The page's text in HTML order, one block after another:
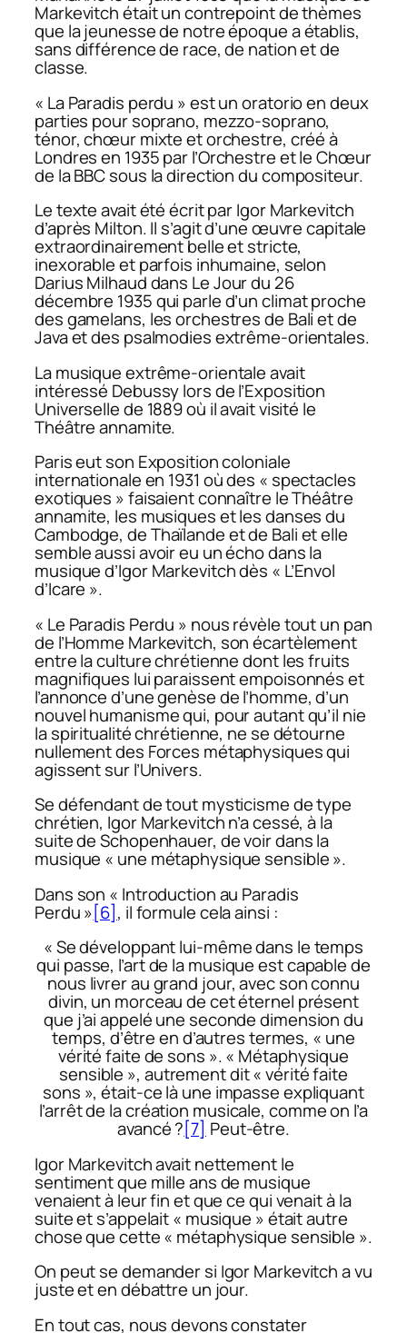
Markevitch était un contrepoint de thèmes
que la jeunesse de notre époque a établis,
sans différence de race, de nation et de
classe.
« La Paradis perdu » est un oratorio en deux
parties pour soprano, mezzo-soprano,
ténor, chœur mixte et orchestre, créé à
Londres en 1935 par l’Orchestre et le Chœur
de la BBC sous la direction du compositeur.
Le texte avait été écrit par Igor Markevitch
d’après Milton. Il s’agit d’une œuvre capitale
extraordinairement belle et stricte,
inexorable et parfois inhumaine, selon
Darius Milhaud dans Le Jourdu 26
décembre 1935 qui parle d’un climat proche
des gamelans, les orchestres de Bali et de
Java et des psalmodies extrême-orientales.
La musique extrême-orientale avait
intéressé Debussy lors de l’Exposition
Universelle de 1889 où il avait visité le
Théâtre annamite.
Paris eut son Exposition coloniale
internationale en 1931 où des « spectacles
exotiques » faisaient connaître le Théâtre
annamite, les musiques et les danses du
Cambodge, de Thaïlande et de Bali et elle
semble aussi avoir eu un écho dans la
musique d’Igor Markevitch dès « L’Envol
d’Icare ».
« Le Paradis Perdu » nous révèle tout un pan
de l’Homme Markevitch, son écartèlement
entre la culture chrétienne dont les fruits
magnifiques lui paraissent empoisonnés et
l’annonce d’une genèse de l’homme, d’un
nouvel humanisme qui, pour autant qu’il nie
la spiritualité chrétienne, ne se détourne
nullement des Forces métaphysiques qui
agissent sur l’Univers.
Se défendant de tout mysticisme de type
chrétien, Igor Markevitch n’a cessé, à la
suite de Schopenhauer, de voir dans la
musique « une métaphysique sensible ».
Dans son « Introduction au Paradis
Perdu »[6], il formule cela ainsi :
« Se développant lui-même dans le temps
qui passe, l’art de la musique est capable de
nous livrer au grand jour, avec son connu
divin, un morceau de cet éternel présent
que j’ai appelé une seconde dimension du
temps, d’être en d’autres termes, « une
vérité faite de sons ». « Métaphysique
sensible », autrement dit « vérité faite
sons », était-ce là une impasse expliquant
l’arrêt de la création musicale, comme on l’a
avancé ?[7] Peut-être.
Igor Markevitch avait nettement le
sentiment que mille ans de musique
venaient à leur fin et que ce qui venait à la
suite et s’appelait « musique » était autre
chose que cette « métaphysique sensible ».
On peut se demander si Igor Markevitch a vu
juste et en débattre un jour.
En tout cas, nous devons constater